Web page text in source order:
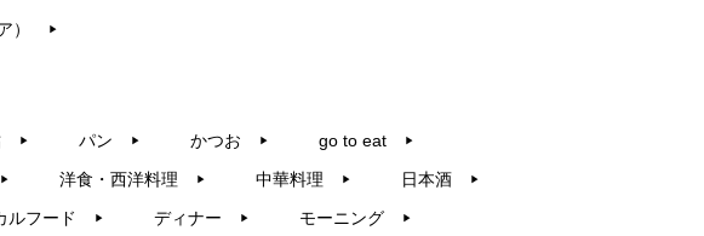
） ▶︎
▶︎ パン ▶︎ かつお ▶︎ go to eat ▶︎
▶︎ 洋食・西洋料理 ▶︎ 中華料理 ▶︎ 日本酒 ▶︎
ルフード ▶︎ ディナー ▶︎ モーニング ▶︎